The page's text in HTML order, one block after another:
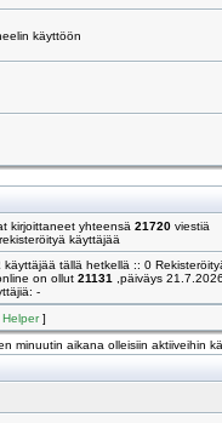
käyttöön
kirjoittaneet yhteensä 21720 viestiä
rekisteröityä käyttäjää
käyttäjää tällä hetkellä :: 0
on ollut 21131
,päiväys
-
Helper]
minuutin aikana olleisiin aktiiveihin